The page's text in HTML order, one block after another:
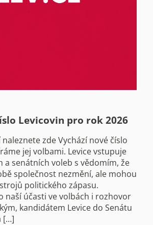
Levicovin pro rok 2026
zde Vychází nové číslo
jej volbami. Levice vstupuje
a senátních voleb s vědomím, že
společnost nezmění, ale mohou
politického zápasu.
naší účasti ve volbách i rozhovor
kandidátem Levice do Senátu
[…]